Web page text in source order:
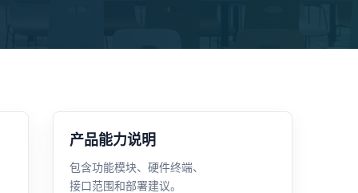
产品能力说明
包含功能模块、硬件终端、
接口范围和部署建议。